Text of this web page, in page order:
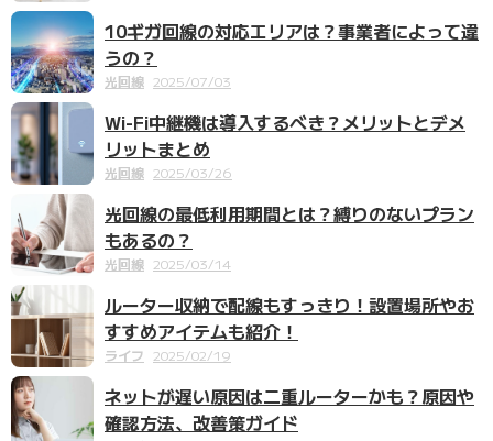
10ギガ回線の対応エリアは？事業者によって違
うの？
光回線 2025/07/03
Wi-Fi中継機は導入するべき？メリットとデメ
リットまとめ
光回線 2025/03/26
光回線の最低利用期間とは？縛りのないプラン
もあるの？
光回線 2025/03/14
ルーター収納で配線もすっきり！設置場所やお
すすめアイテムも紹介！
ライフ 2025/02/19
ネットが遅い原因は二重ルーターかも？原因や
確認方法、改善策ガイド